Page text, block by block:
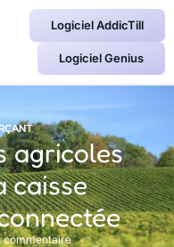
Logiciel AddicTill
Logiciel Genius
agricoles
caisse
commentaire